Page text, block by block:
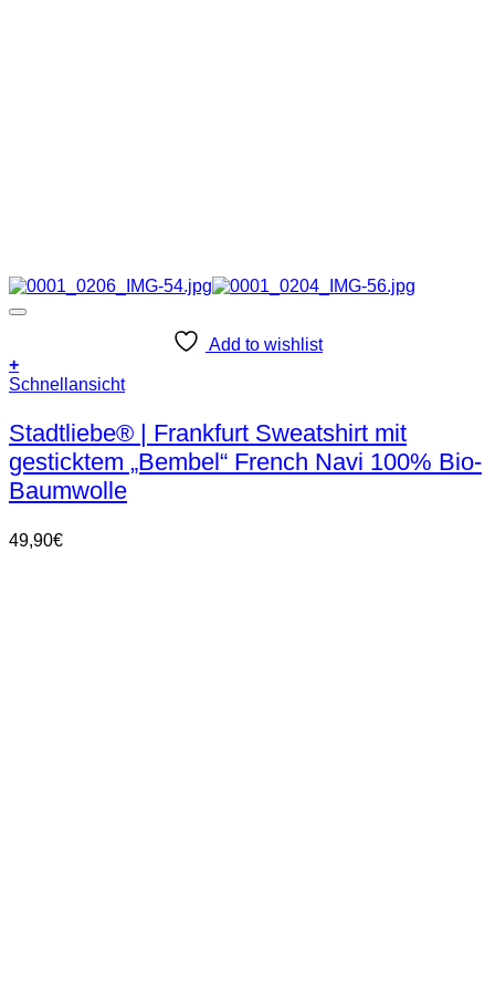
Add to wishlist
+
Dieses
weist
mehrere
Varianten
auf.
Die
können
Schnellansicht
Stadtliebe® | Frankfurt Sweatshirt mit
gesticktem „Bembel“ French Navi 100% Bio-
Baumwolle
49,90€